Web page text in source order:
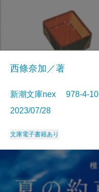
西條奈加／著
新潮文庫nex 978-4-
2023/07/28
文庫電子書籍あり